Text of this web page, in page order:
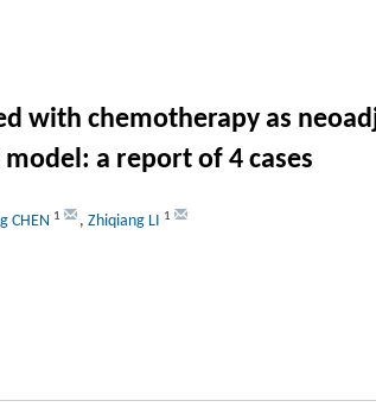
with chemotherapy as
a report of 4 cases
CHEN 1 , Zhiqiang LI 1